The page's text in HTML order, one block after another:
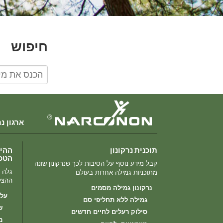
חיפוש
®
ארגון
תוכנית נרקונון
קבל מידע נוסף על הסיבות לכך שנרקונון שונה
מתוכניות גמילה אחרות בעולם
נרקונון גמילה מסמים
גמילה ללא תחליפי סם
סילוק רעלים לחיים חדשים
גלה
על